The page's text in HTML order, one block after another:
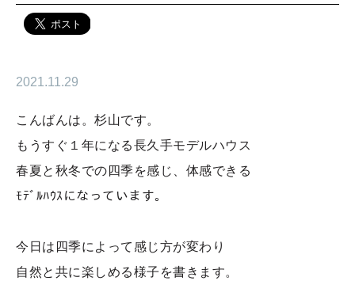
2021.11.29
こんばんは。杉山です。
もうすぐ１年になる長久手モデルハウス
春夏と秋冬での四季を感じ、体感できる
ﾓﾃﾞﾙﾊｳｽになっています。
今日は四季によって感じ方が変わり
自然と共に楽しめる様子を書きます。